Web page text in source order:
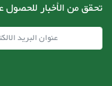
تحقق من الأخبار للحصول